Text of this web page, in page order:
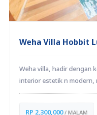
Weha Villa Hobbit
Weha villa, hadir dengan
interior estetik n modern,
RP 2,300,000/ MALAM